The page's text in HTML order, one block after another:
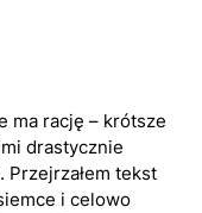
ma rację – krótsze
drastycznie
tekst
i celowo